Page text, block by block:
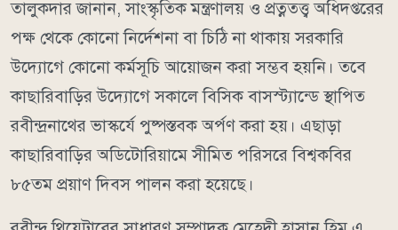
তালুকদার জানান, সাংস্কৃতিক মন্ত্রণালয় ও প্রত্নতত্ত্ব অধিদপ্তরের
পক্ষ থেকে কোনো নির্দেশনা বা চিঠি না থাকায় সরকারি
উদ্যোগে কোনো কর্মসূচি আয়োজন করা সম্ভব হয়নি। তবে
কাছারিবাড়ির উদ্যোগে সকালে বিসিক বাসস্ট্যান্ডে স্থাপিত
রবীন্দ্রনাথের ভাস্কর্যে পুষ্পস্তবক অর্পণ করা হয়। এছাড়া
কাছারিবাড়ির অডিটোরিয়ামে সীমিত পরিসরে বিশ্বকবির
৮৫তম প্রয়াণ দিবস পালন করা হয়েছে।